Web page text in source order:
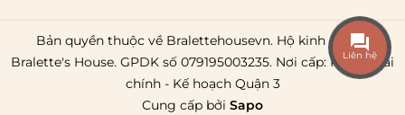
Bản quyền thuộc về Bralettehousevn. Hộ kinh doanh
Bralette's House. GPDK số 079195003235. Nơi cấp: Phòng Tài
chính - Kế hoạch Quận 3
Cung cấp bởi Sapo
Liên hệ